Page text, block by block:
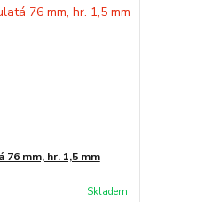
mm, hr. 1,5 mm
Skladem